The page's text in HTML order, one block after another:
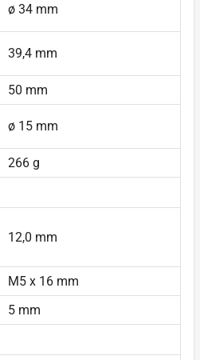
ø 34 mm
39,4 mm
50 mm
ø 15 mm
266 g
12,0 mm
M5 x 16 mm
5 mm